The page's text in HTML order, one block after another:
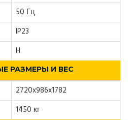
50 Гц
IP23
H
РАЗМЕРЫ И ВЕС
2720x986x1782
1450 кг